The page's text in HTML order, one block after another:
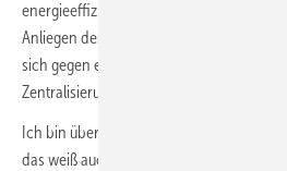
energieeffiziente und klimafreundliche
Anliegen des SHK-Handwerks wie auch
sich gegen eine schleichende,
Zentralisierung und Entmündigung der
Ich bin überzeugt, das wissen die
das weiß auch der Bundeskanzler. Aber